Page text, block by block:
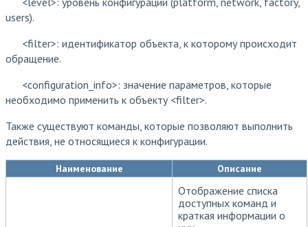
users).
<filter>: идентификатор объекта, к которому происходит
обращение.
<configuration_info>: значение параметров, которые
необходимо применить к объекту <filter>.
Также существуют команды, которые позволяют выполнить
действия, не относящиеся к конфигурации.
Наименование Описание
Отображение списка
доступных команд и
краткая информации о